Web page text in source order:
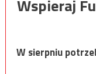
Wspieraj
W sierpniu